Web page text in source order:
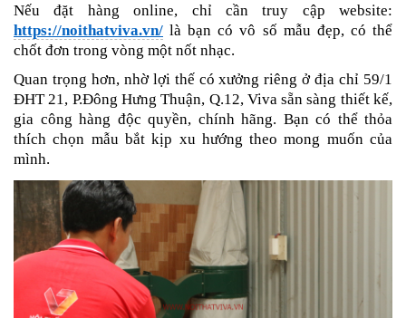
Nếu đặt hàng online, chỉ cần truy cập website:
https://noithatviva.vn/ là bạn có vô số mẫu đẹp, có thể
chốt đơn trong vòng một nốt nhạc.
Quan trọng hơn, nhờ lợi thế có xưởng riêng ở địa chỉ 59/1
ĐHT 21, P.Đông Hưng Thuận, Q.12, Viva sẵn sàng thiết kế,
gia công hàng độc quyền, chính hãng. Bạn có thể thỏa
thích chọn mẫu bắt kịp xu hướng theo mong muốn của
mình.